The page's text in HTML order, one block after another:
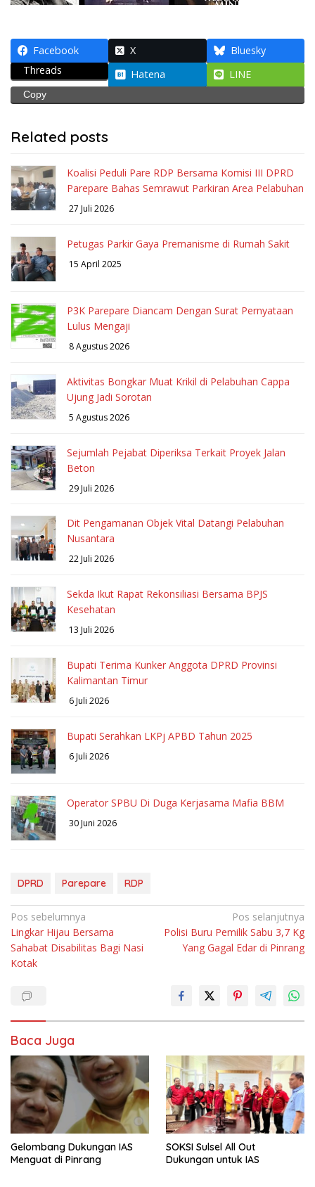
Facebook X
Bluesky
Threads
Hatena LINE
Copy
Related posts
Koalisi Peduli Pare RDP Bersama Komisi III DPRD
Parepare Bahas Semrawut Parkiran Area Pelabuhan
27 Juli 2026
Petugas Parkir Gaya Premanisme di Rumah Sakit
15 April 2025
P3K Parepare Diancam Dengan Surat Pernyataan
Lulus Mengaji
8 Agustus 2026
Aktivitas Bongkar Muat Krikil di Pelabuhan Cappa
Ujung Jadi Sorotan
5 Agustus 2026
Sejumlah Pejabat Diperiksa Terkait Proyek Jalan
Beton
29 Juli 2026
Dit Pengamanan Objek Vital Datangi Pelabuhan
Nusantara
22 Juli 2026
Sekda Ikut Rapat Rekonsiliasi Bersama BPJS
Kesehatan
13 Juli 2026
Bupati Terima Kunker Anggota DPRD Provinsi
Kalimantan Timur
6 Juli 2026
Bupati Serahkan LKPj APBD Tahun 2025
6 Juli 2026
Operator SPBU Di Duga Kerjasama Mafia BBM
30 Juni 2026
DPRD Parepare RDP
Navigasi
pos
Pos sebelumnya
Lingkar Hijau Bersama
Sahabat Disabilitas Bagi Nasi
Kotak
Pos selanjutnya
Polisi Buru Pemilik Sabu 3,7 Kg
Yang Gagal Edar di Pinrang
Baca Juga
Gelombang Dukungan IAS
Menguat di Pinrang
SOKSI Sulsel All Out
Dukungan untuk IAS